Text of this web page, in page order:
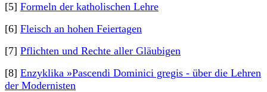
[5] Formeln der katholischen Lehre
[6] Fleisch an hohen Feiertagen
[7] Pflichten und Rechte aller Gläubigen
[8] Enzyklika »Pascendi Dominici gregis - über die Lehren
der Modernisten